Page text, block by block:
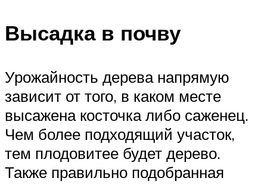
Высадка в почву
Урожайность дерева напрямую
зависит от того, в каком месте
высажена косточка либо саженец.
Чем более подходящий участок,
тем плодовитее будет дерево.
Также правильно подобранная